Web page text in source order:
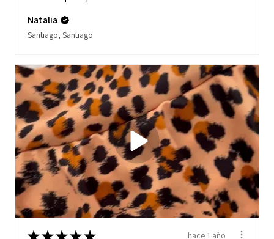
Natalia
Santiago, Santiago
hace 1 año